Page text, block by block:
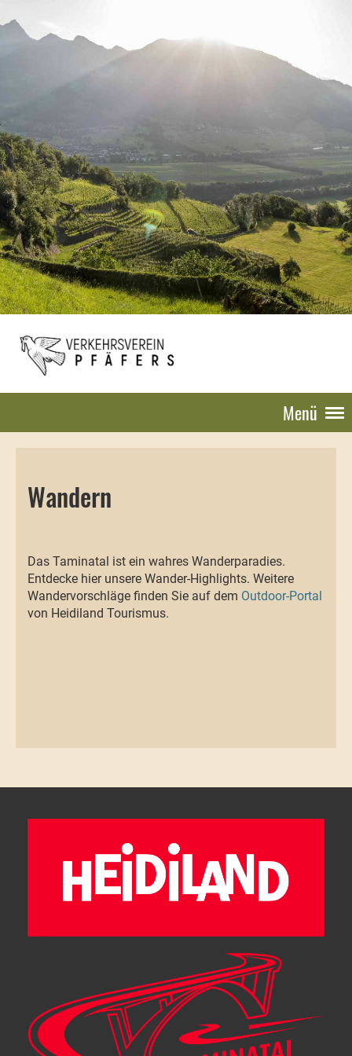
Menü
Wandern
Das Taminatal ist ein wahres Wanderparadies.
Entdecke hier unsere Wander-Highlights. Weitere
Wandervorschläge finden Sie auf dem Outdoor-Portal
von Heidiland Tourismus.